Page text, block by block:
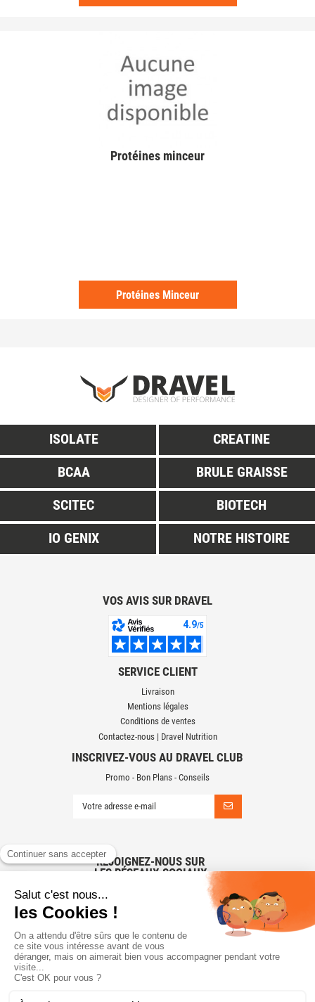
Protéines minceur
Protéines Minceur
ISOLATE
CREATINE
BCAA
BRULE GRAISSE
SCITEC
BIOTECH
IO GENIX
NOTRE HISTOIRE
VOS AVIS SUR DRAVEL
SERVICE CLIENT
Livraison
Mentions légales
Conditions de ventes
Contactez-nous | Dravel Nutrition
CONTACTEZ-NOUS
INSCRIVEZ-VOUS AU DRAVEL CLUB
Promo - Bon Plans - Conseils
REJOIGNEZ-NOUS SUR
LES RÉSEAUX SOCIAUX